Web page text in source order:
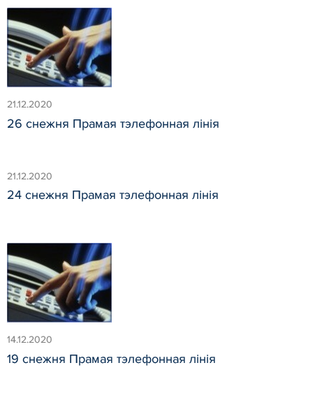
21.12.2020
26 снежня Прамая тэлефонная лінія
21.12.2020
24 снежня Прамая тэлефонная лінія
14.12.2020
19 снежня Прамая тэлефонная лінія